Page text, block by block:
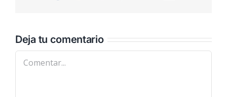
Deja tu comentario
Comentar